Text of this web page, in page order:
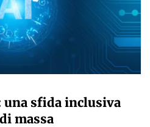
una sfida inclusiva
massa